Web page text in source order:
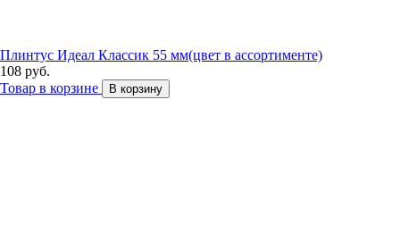
Плинтус Идеал Классик 55 мм(цвет в ассортименте)
108 руб.
Товар в корзине
В корзину